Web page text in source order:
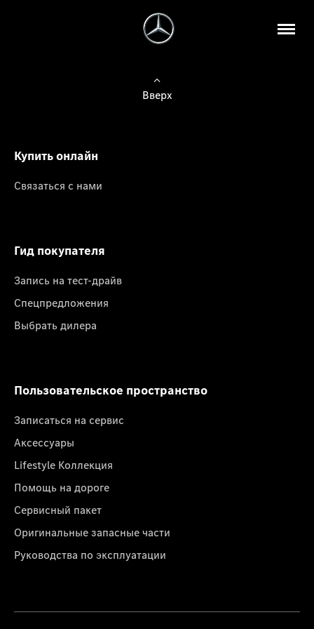
Вверх
Купить онлайн
Связаться с нами
Гид покупателя
Запись на тест-драйв
Спецпредложения
Выбрать дилера
Пользовательское пространство
Записаться на сервис
Аксессуары
Lifestyle Коллекция
Помощь на дороге
Сервисный пакет
Оригинальные запасные части
Руководства по эксплуатации